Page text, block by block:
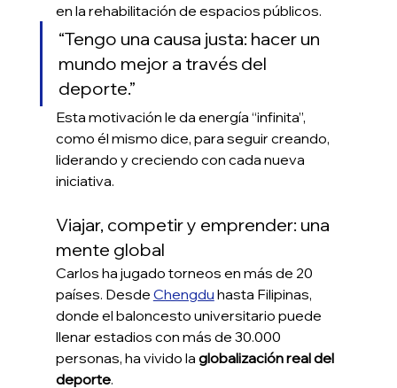
en la rehabilitación de espacios públicos.
“Tengo una causa justa: hacer un
mundo mejor a través del
deporte.”
Esta motivación le da energía “infinita”,
como él mismo dice, para seguir creando,
liderando y creciendo con cada nueva
iniciativa.
Viajar, competir y emprender: una
mente global
Carlos ha jugado torneos en más de 20
países. Desde Chengdu hasta Filipinas,
donde el baloncesto universitario puede
llenar estadios con más de 30.000
personas, ha vivido la globalización real del
deporte.